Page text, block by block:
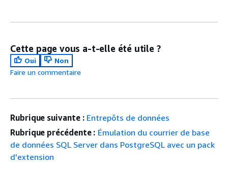
Cette page vous a-t-elle été utile ?
Oui
Non
Faire un commentaire
Rubrique suivante : Entrepôts de données
Rubrique précédente : Émulation du courrier de base
de données SQL Server dans PostgreSQL avec un pack
d'extension